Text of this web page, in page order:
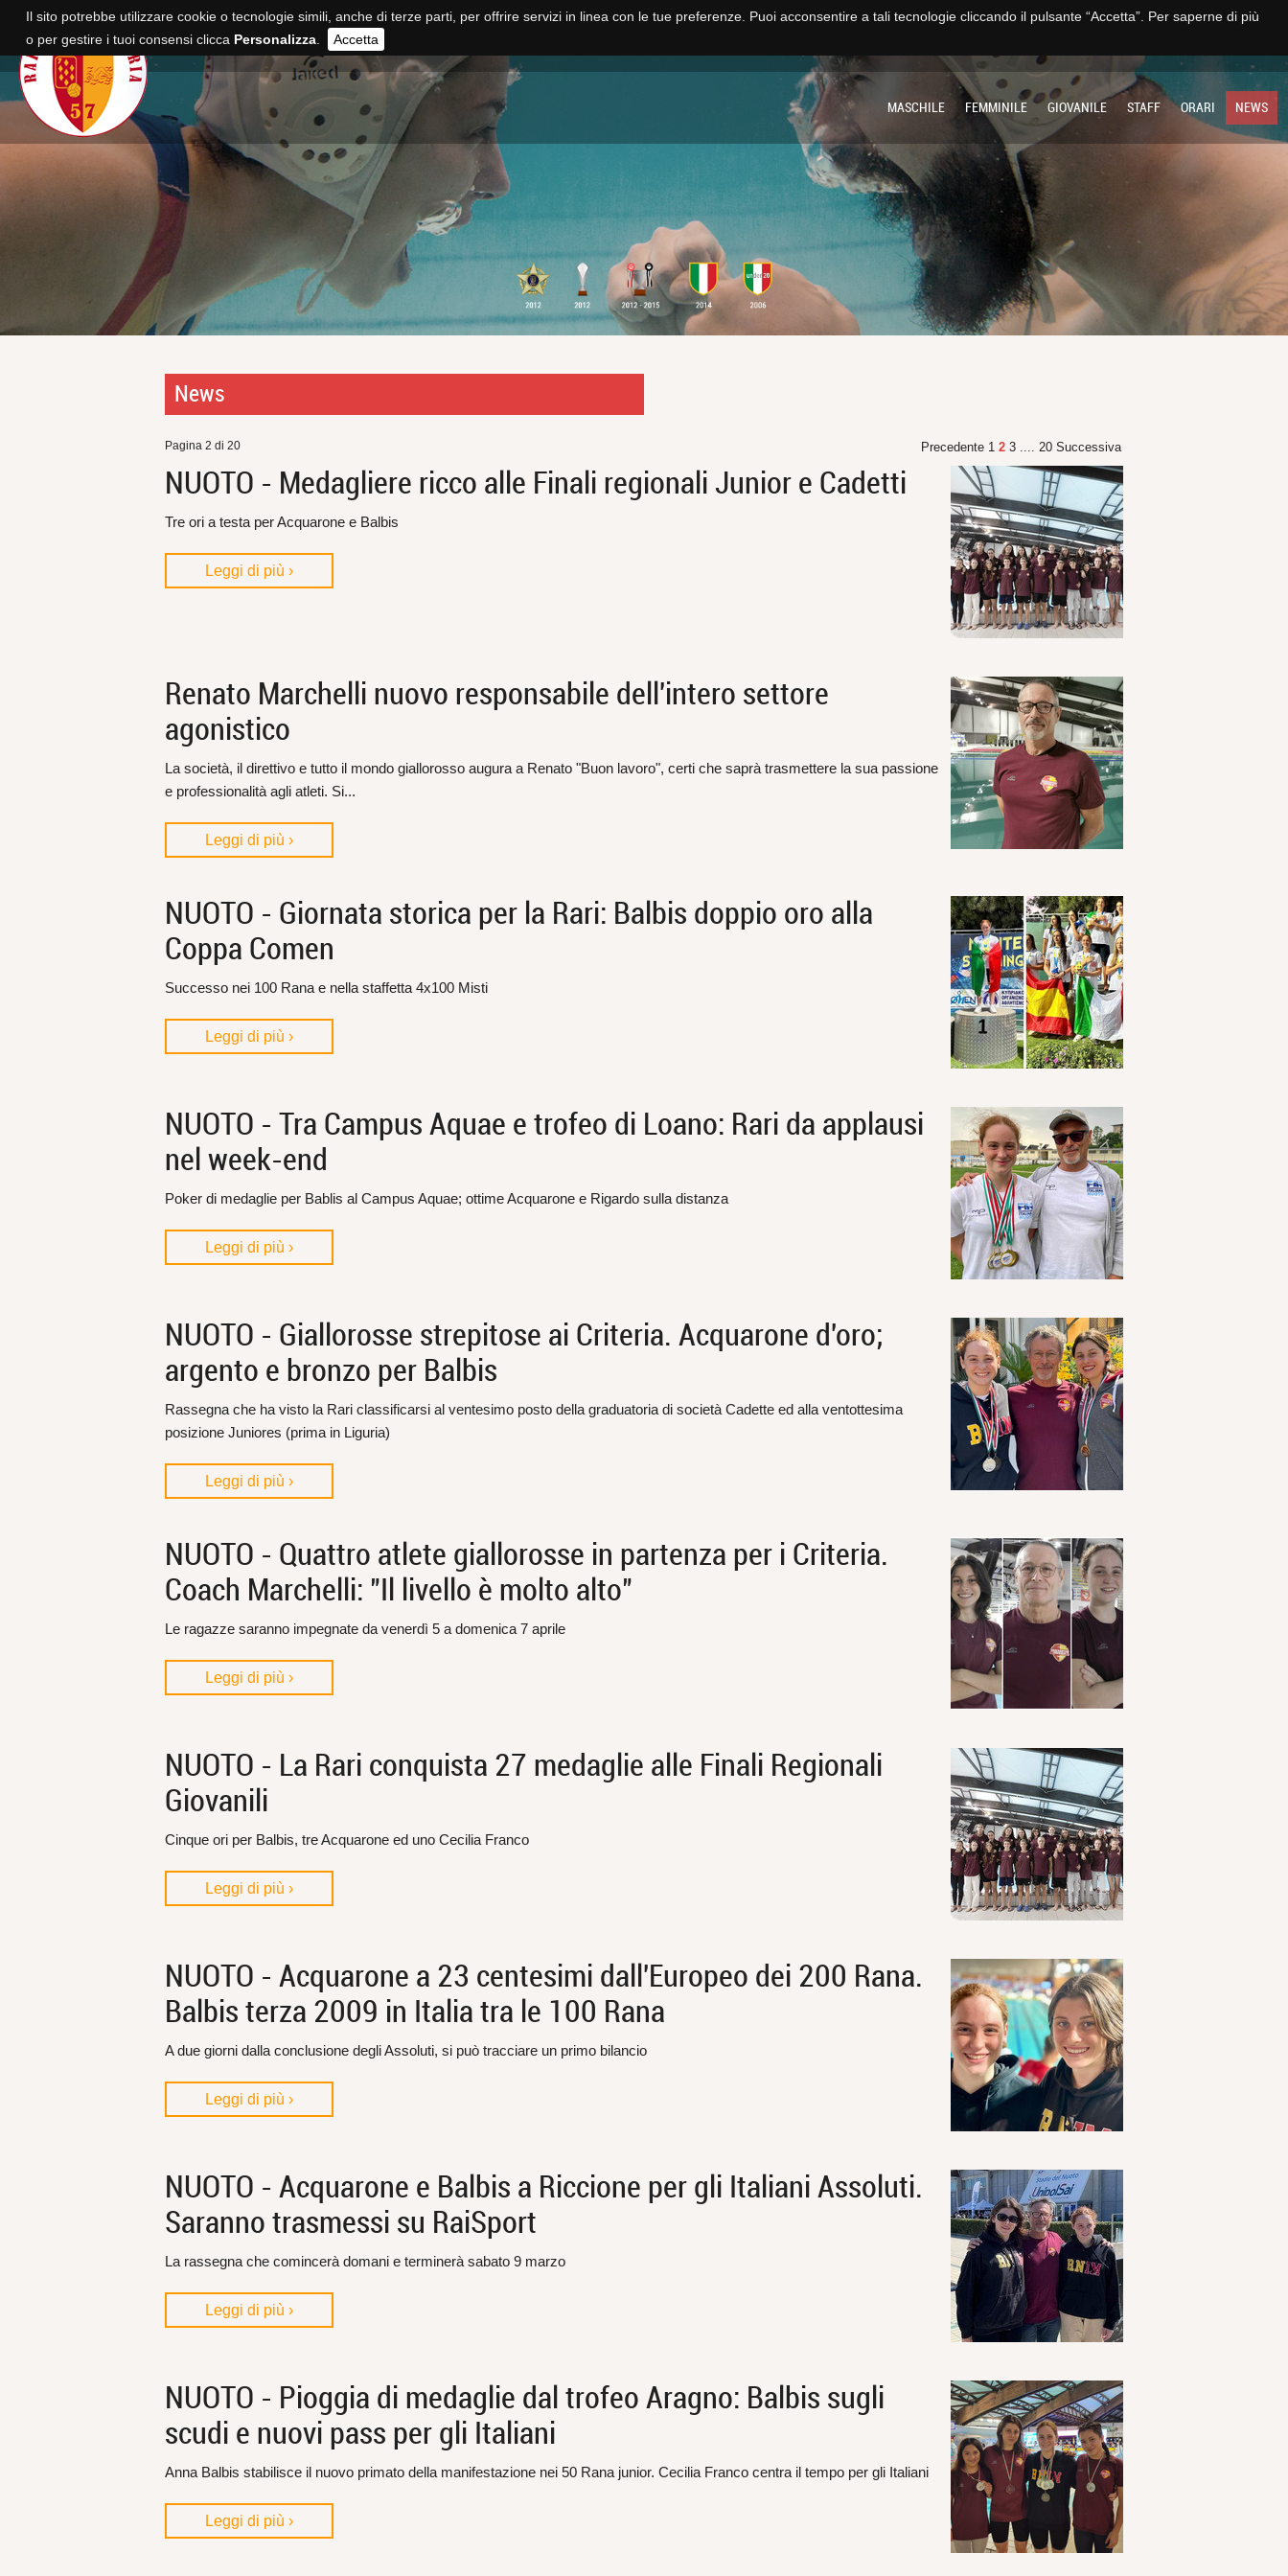
MASCHILE FEMMINILE GIOVANILE STAFF ORARI NEWS
News
Pagina 2 di 20 Precedente 1 2 3 .... 20 Successiva
NUOTO - Medagliere ricco alle Finali regionali Junior e Cadetti
Tre ori a testa per Acquarone e Balbis
Leggi di più ›
Renato Marchelli nuovo responsabile dell'intero settore
agonistico
La società, il direttivo e tutto il mondo giallorosso augura a Renato "Buon lavoro", certi che saprà trasmettere la sua passione
e professionalità agli atleti. Si...
Leggi di più ›
NUOTO - Giornata storica per la Rari: Balbis doppio oro alla
Coppa Comen
Successo nei 100 Rana e nella staffetta 4x100 Misti
Leggi di più ›
NUOTO - Tra Campus Aquae e trofeo di Loano: Rari da applausi
nel week-end
Poker di medaglie per Bablis al Campus Aquae; ottime Acquarone e Rigardo sulla distanza
Leggi di più ›
NUOTO - Giallorosse strepitose ai Criteria. Acquarone d'oro;
argento e bronzo per Balbis
Rassegna che ha visto la Rari classificarsi al ventesimo posto della graduatoria di società Cadette ed alla ventottesima
posizione Juniores (prima in Liguria)
Leggi di più ›
NUOTO - Quattro atlete giallorosse in partenza per i Criteria.
Coach Marchelli: "Il livello è molto alto"
Le ragazze saranno impegnate da venerdì 5 a domenica 7 aprile
Leggi di più ›
NUOTO - La Rari conquista 27 medaglie alle Finali Regionali
Giovanili
Cinque ori per Balbis, tre Acquarone ed uno Cecilia Franco
Leggi di più ›
NUOTO - Acquarone a 23 centesimi dall'Europeo dei 200 Rana.
Balbis terza 2009 in Italia tra le 100 Rana
A due giorni dalla conclusione degli Assoluti, si può tracciare un primo bilancio
Leggi di più ›
NUOTO - Acquarone e Balbis a Riccione per gli Italiani Assoluti.
Saranno trasmessi su RaiSport
La rassegna che comincerà domani e terminerà sabato 9 marzo
Leggi di più ›
NUOTO - Pioggia di medaglie dal trofeo Aragno: Balbis sugli
scudi e nuovi pass per gli Italiani
Anna Balbis stabilisce il nuovo primato della manifestazione nei 50 Rana junior. Cecilia Franco centra il tempo per gli Italiani
Leggi di più ›
Il sito potrebbe utilizzare cookie o tecnologie simili, anche di terze parti, per offrire servizi in linea con le tue preferenze. Puoi acconsentire a tali tecnologie cliccando il pulsante “Accetta”. Per saperne di più
o per gestire i tuoi consensi clicca Personalizza. Accetta